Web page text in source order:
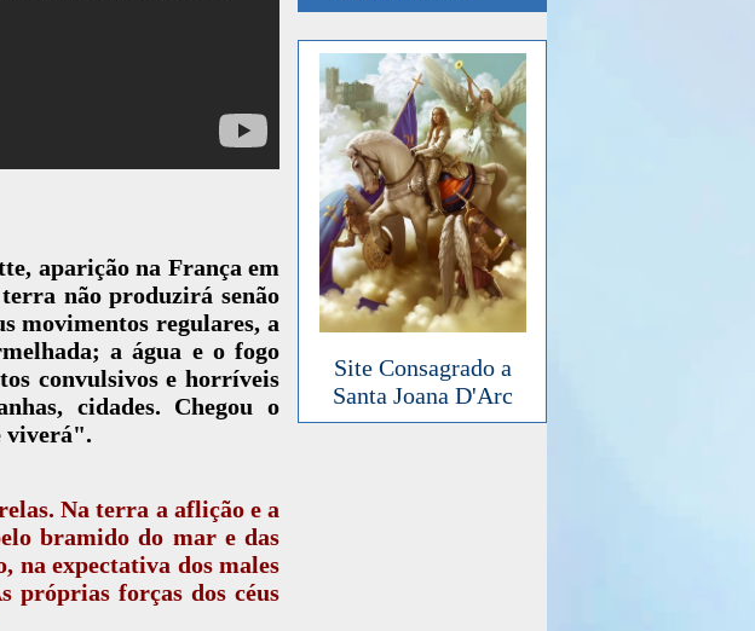
aparição na França em
não produzirá senão
movimentos regulares, a
a água e o fogo
convulsivos e horríveis
cidades. Chegou o
viverá".
Na terra a aflição e a
bramido do mar e das
na expectativa dos males
próprias forças dos céus
Site Consagrado a
Santa Joana D'Arc